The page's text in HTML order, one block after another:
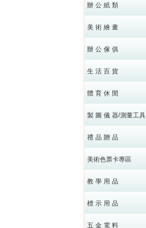
辦 公 紙 類
美 術 繪 畫
辦 公 傢 俱
生 活 百 貨
體 育 休 閒
製 圖 儀 器/測量工具
禮 品 贈 品
美術色票卡專區
教 學 用 品
標 示 用 品
五 金 電 料